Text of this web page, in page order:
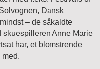
Dansk
– de såkaldte
skuespilleren Anne Marie
har, et blomstrende
med.